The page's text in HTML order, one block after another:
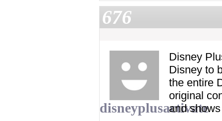
676
disneyplusactivate
Disney
Disney to
the entire
original
and